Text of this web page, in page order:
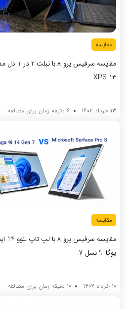
مقایسه
XPS 13
13 خرداد 1402 6 دقیقه زمان برای مطالعه
مقایسه
یوگا 9i نسل 7
10 خرداد 1402 10 دقیقه زمان برای مطالعه